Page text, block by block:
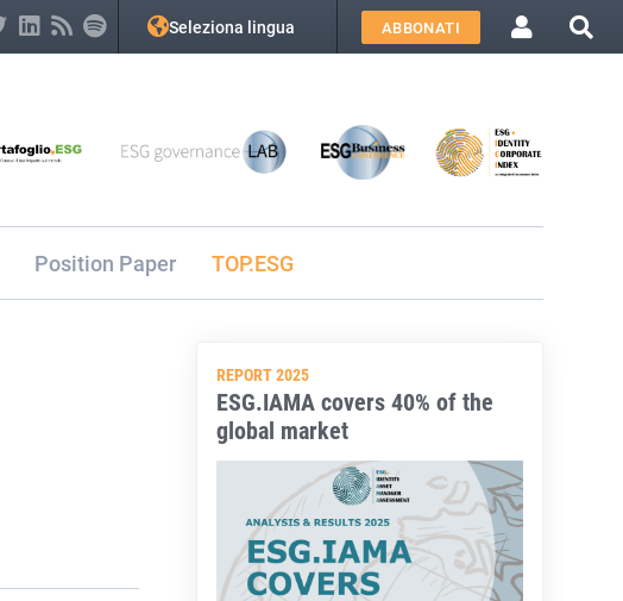
Seleziona lingua ABBONATI
Position Paper TOP.ESG
REPORT 2025
ESG.IAMA covers 40% of the
global market